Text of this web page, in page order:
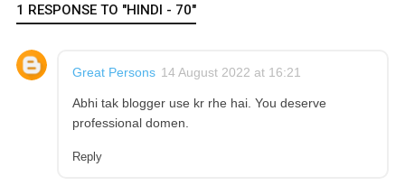
1 RESPONSE TO "HINDI - 70"
Great Persons 14 August 2022 at 16:21
Abhi tak blogger use kr rhe hai. You deserve
professional domen.
Reply